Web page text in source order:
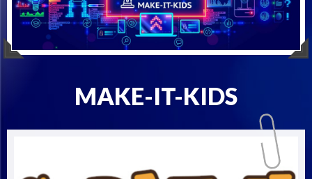
MAKE-IT-KIDS